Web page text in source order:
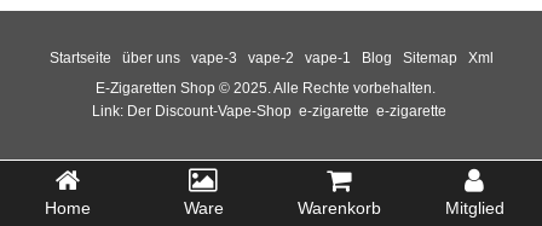
Startseite über uns vape-3 vape-2 vape-1 Blog Sitemap
Xml
E-Zigaretten Shop © 2025. Alle Rechte vorbehalten.
Link: Der Discount-Vape-Shop e-zigarette e-zigarette
Home Ware Warenkorb Mitglied